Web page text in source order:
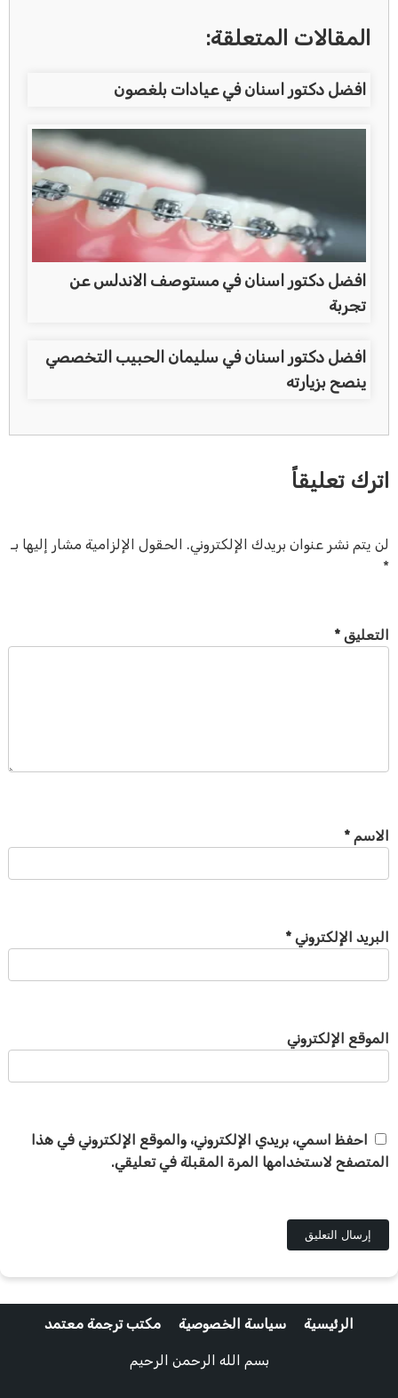
المقالات المتعلقة:
افضل دكتور اسنان في عيادات بلغصون
افضل دكتور اسنان في مستوصف الاندلس عن
تجربة
افضل دكتور اسنان في سليمان الحبيب التخصصي
ينصح بزيارته
اترك تعليقاً
لن يتم نشر عنوان بريدك الإلكتروني.
الحقول الإلزامية مشار إليها بـ
*
التعليق *
الاسم *
البريد الإلكتروني *
الموقع الإلكتروني
احفظ اسمي، بريدي الإلكتروني، والموقع الإلكتروني في هذا
المتصفح لاستخدامها المرة المقبلة في تعليقي.
الرئيسية سياسة الخصوصية مكتب ترجمة معتمد
بسم الله الرحمن الرحيم